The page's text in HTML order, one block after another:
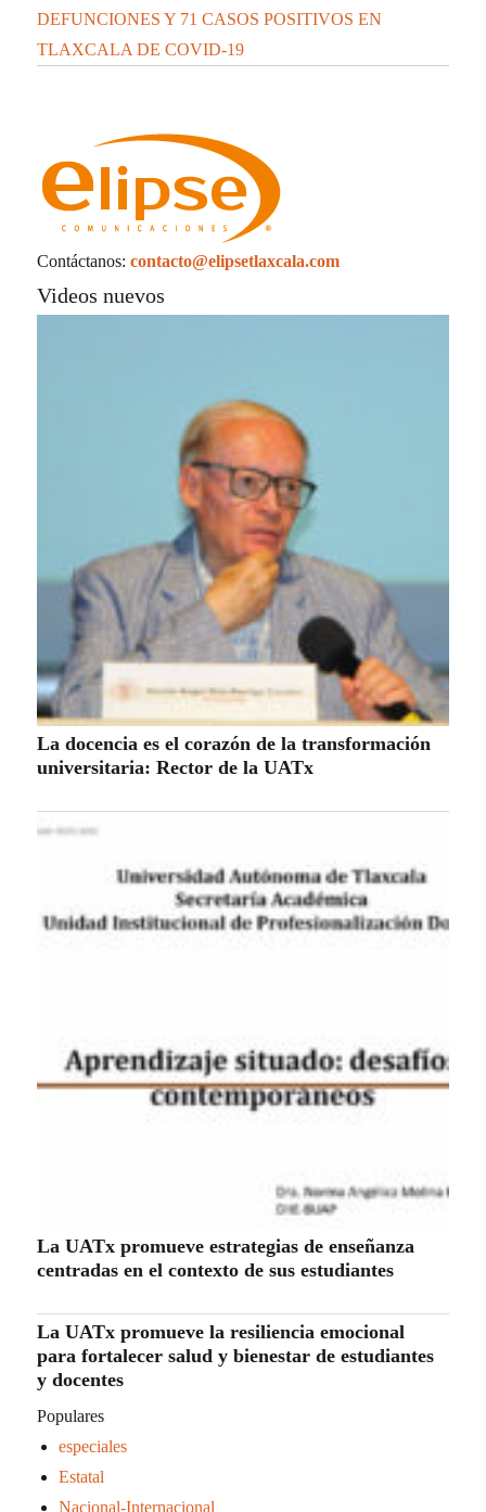
DEFUNCIONES Y 71 CASOS POSITIVOS EN
TLAXCALA DE COVID-19
Contáctanos: contacto@elipsetlaxcala.com
Videos nuevos
La docencia es el corazón de la transformación
universitaria: Rector de la UATx
La UATx promueve estrategias de enseñanza
centradas en el contexto de sus estudiantes
La UATx promueve la resiliencia emocional
para fortalecer salud y bienestar de estudiantes
y docentes
Populares
especiales
Estatal
Nacional-Internacional